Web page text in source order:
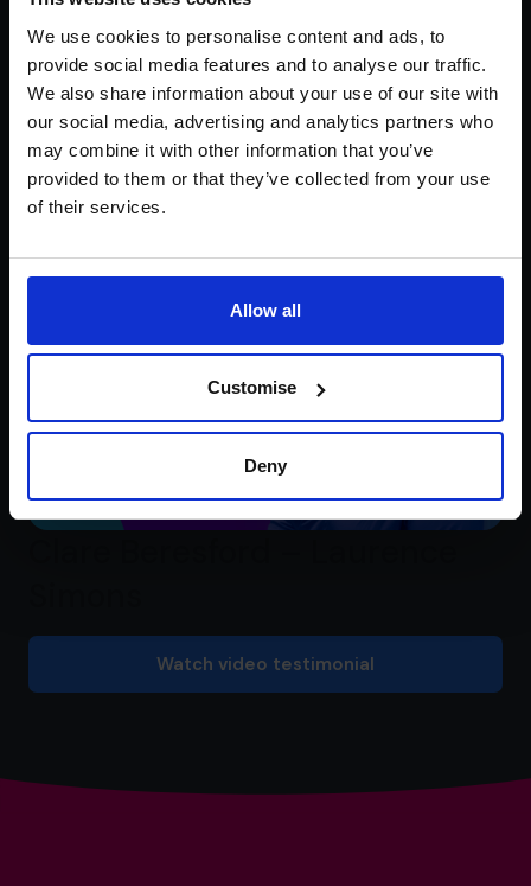
We use cookies to personalise content and ads, to
provide social media features and to analyse our traffic.
We also share information about your use of our site with
our social media, advertising and analytics partners who
may combine it with other information that you’ve
provided to them or that they’ve collected from your use
of their services.
Allow all
Customise
Deny
Rachel Hanretty –
Mademoiselle Macaron
Watch video testimonial